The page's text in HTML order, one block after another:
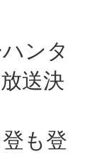
ンタ
送決
も登